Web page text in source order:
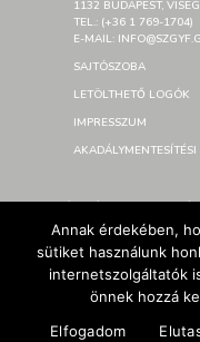
1132 BUDAPEST,
TEL.: (+36 1 769-1704)
E-MAIL:
SAJTÓSZOBA
LETÖLTHETŐ LOGÓK
IMPRESSZUM
© Szociális és
Developed By SzGyF
Annak érdekében,
sütiket használunk
internetszolgáltatók
önnek hozzá
Elfogadom